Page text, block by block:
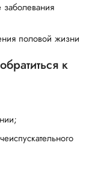
половой жизни
к